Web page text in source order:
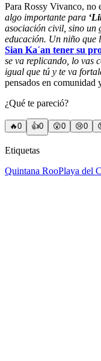
Para Rossy Vivanco, no
algo importante para
asociación civil, sino un
educación. Un niño que
Sian Ka´an tener su
se va replicando, lo vas
igual que tú y te va
pensados en
¿Qué te pareció?
🔥0 👍0 😲0 😢0
Etiquetas
Quintana RooPlaya del